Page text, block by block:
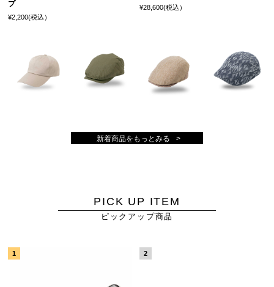
プ
¥2,200(税込）
¥28,600(税込）
新着商品をもっとみる
PICK UP ITEM
ピックアップ商品